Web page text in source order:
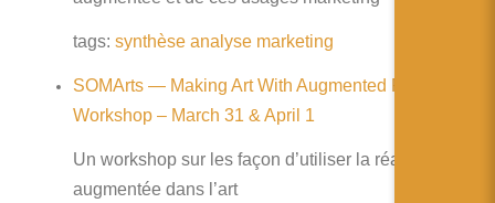
日本語
Español
tags: synthèse analyse marketing
SOMArts — Making Art With Augmented Reality
Workshop – March 31 & April 1
Un workshop sur les façon d’utiliser la réalité
augmentée dans l’art